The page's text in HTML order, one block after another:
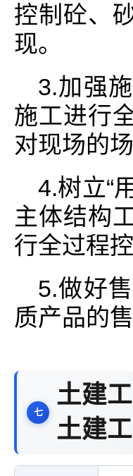
控制砼、
现。
3.加强
施工进行
对现场的
4.树立“
主体结构
行全过程
5.做好
质产品的
土建
土建